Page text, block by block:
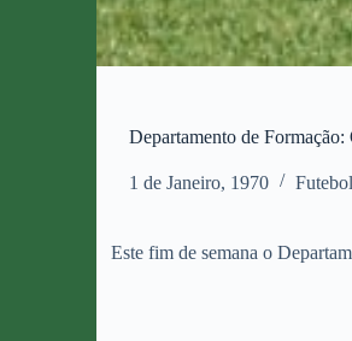
Departamento de Formação:
1 de Janeiro, 1970 Futebol
Este fim de semana o